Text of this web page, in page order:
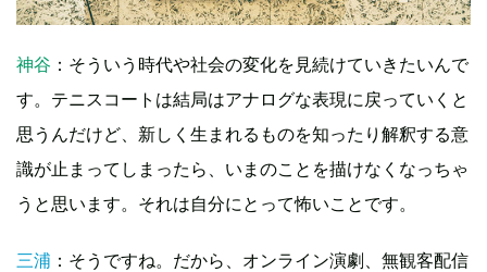
神谷 ：そういう時代や社会の変化を見続けていきたいんで
す。テニスコートは結局はアナログな表現に戻っていくと
思うんだけど、新しく生まれるものを知ったり解釈する意
識が止まってしまったら、いまのことを描けなくなっちゃ
うと思います。それは自分にとって怖いことです。
三浦 ：そうですね。だから、オンライン演劇、無観客配信